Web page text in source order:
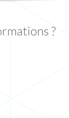
?